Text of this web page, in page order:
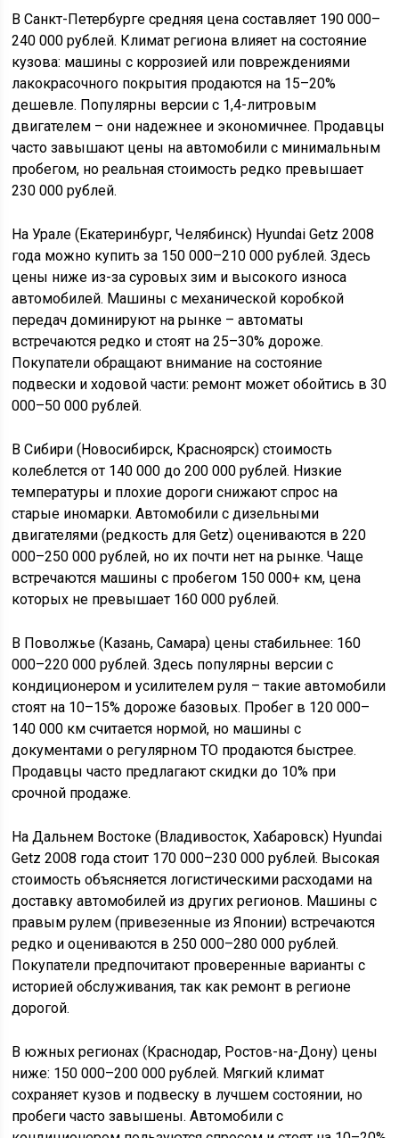
В Санкт-Петербурге средняя цена составляет 190 000–
240 000 рублей. Климат региона влияет на состояние
кузова: машины с коррозией или повреждениями
лакокрасочного покрытия продаются на 15–20%
дешевле. Популярны версии с 1,4-литровым
двигателем – они надежнее и экономичнее. Продавцы
часто завышают цены на автомобили с минимальным
пробегом, но реальная стоимость редко превышает
230 000 рублей.
На Урале (Екатеринбург, Челябинск) Hyundai Getz 2008
года можно купить за 150 000–210 000 рублей. Здесь
цены ниже из-за суровых зим и высокого износа
автомобилей. Машины с механической коробкой
передач доминируют на рынке – автоматы
встречаются редко и стоят на 25–30% дороже.
Покупатели обращают внимание на состояние
подвески и ходовой части: ремонт может обойтись в 30
000–50 000 рублей.
В Сибири (Новосибирск, Красноярск) стоимость
колеблется от 140 000 до 200 000 рублей. Низкие
температуры и плохие дороги снижают спрос на
старые иномарки. Автомобили с дизельными
двигателями (редкость для Getz) оцениваются в 220
000–250 000 рублей, но их почти нет на рынке. Чаще
встречаются машины с пробегом 150 000+ км, цена
которых не превышает 160 000 рублей.
В Поволжье (Казань, Самара) цены стабильнее: 160
000–220 000 рублей. Здесь популярны версии с
кондиционером и усилителем руля – такие автомобили
стоят на 10–15% дороже базовых. Пробег в 120 000–
140 000 км считается нормой, но машины с
документами о регулярном ТО продаются быстрее.
Продавцы часто предлагают скидки до 10% при
срочной продаже.
На Дальнем Востоке (Владивосток, Хабаровск) Hyundai
Getz 2008 года стоит 170 000–230 000 рублей. Высокая
стоимость объясняется логистическими расходами на
доставку автомобилей из других регионов. Машины с
правым рулем (привезенные из Японии) встречаются
редко и оцениваются в 250 000–280 000 рублей.
Покупатели предпочитают проверенные варианты с
историей обслуживания, так как ремонт в регионе
дорогой.
В южных регионах (Краснодар, Ростов-на-Дону) цены
ниже: 150 000–200 000 рублей. Мягкий климат
сохраняет кузов и подвеску в лучшем состоянии, но
пробеги часто завышены. Автомобили с